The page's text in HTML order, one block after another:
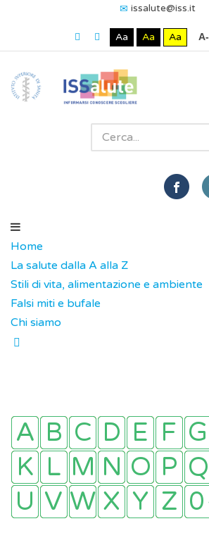
issalute@iss.it
Aa Aa Aa A-
Home
La salute dalla A alla Z
Stili di vita, alimentazione e ambiente
Falsi miti e bufale
Chi siamo